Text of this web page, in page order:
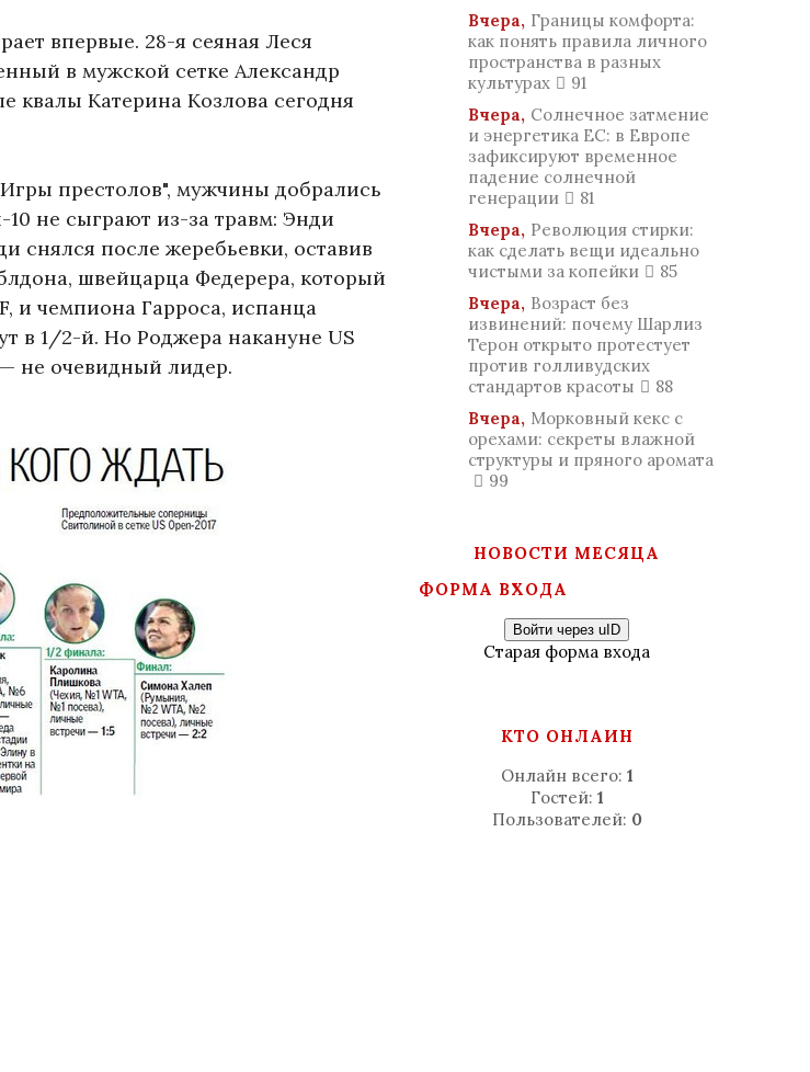
впервые. 28-я сеяная Леся
в мужской сетке Александр
Катерина Козлова сегодня
престолов", мужчины добрались
не сыграют из-за травм: Энди
после жеребьевки, оставив
швейцарца Федерера, который
и чемпиона Гарроса, испанца
в 1/2-й. Но Роджера накануне US
не очевидный лидер.
Вчера, Границы комфорта:
как понять правила личного
пространства в разных
культурах
91
Вчера, Солнечное затмение
и энергетика ЕС: в Европе
зафиксируют временное
падение солнечной
генерации
81
Вчера, Революция стирки:
как сделать вещи идеально
чистыми за копейки
85
Вчера, Возраст без
извинений: почему Шарлиз
Терон открыто протестует
против голливудских
стандартов красоты
88
Вчера, Морковный кекс с
орехами: секреты влажной
структуры и пряного аромата
99
НОВОСТИ МЕСЯЦА
ФОРМА ВХОДА
Войти через uID
Старая форма входа
КТО ОНЛАЙН
Онлайн всего: 1
Гостей: 1
Пользователей: 0